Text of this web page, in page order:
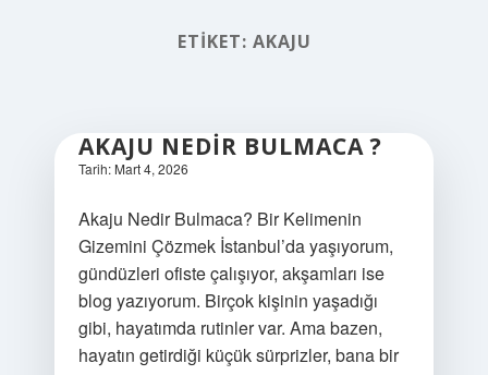
ETIKET: AKAJU
AKAJU NEDIR BULMACA ?
Tarih: Mart 4, 2026
Akaju Nedir Bulmaca? Bir Kelimenin
Gizemini Çözmek İstanbul’da yaşıyorum,
gündüzleri ofiste çalışıyor, akşamları ise
blog yazıyorum. Birçok kişinin yaşadığı
gibi, hayatımda rutinler var. Ama bazen,
hayatın getirdiği küçük sürprizler, bana bir